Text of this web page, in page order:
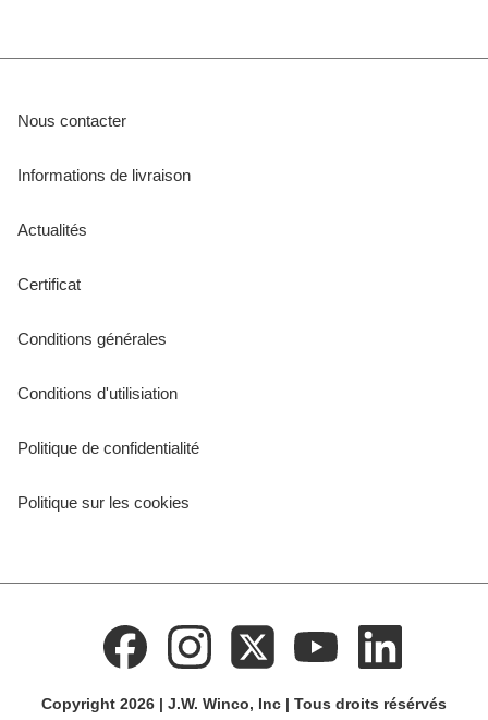
Nous contacter
Informations de livraison
Actualités
Certificat
Conditions générales
Conditions d'utilisiation
Politique de confidentialité
Politique sur les cookies
Copyright 2026 | J.W. Winco, Inc | Tous droits résérvés